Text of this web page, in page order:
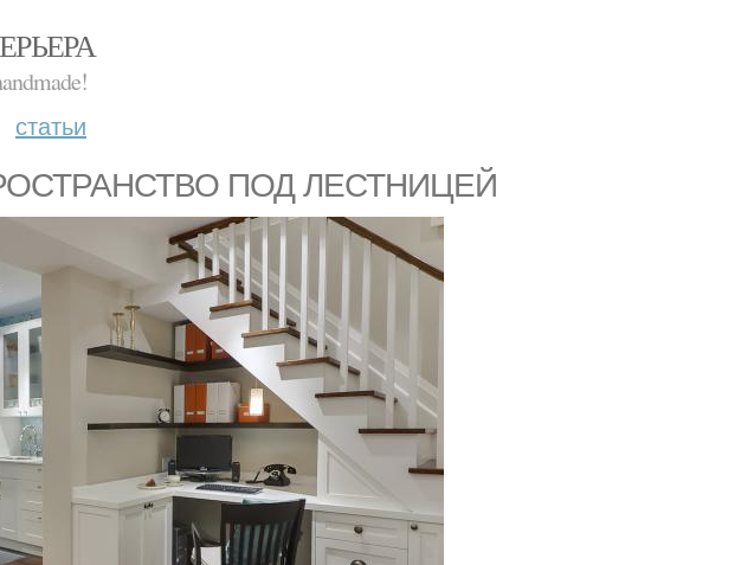
статьи
ПОД ЛЕСТНИЦЕЙ